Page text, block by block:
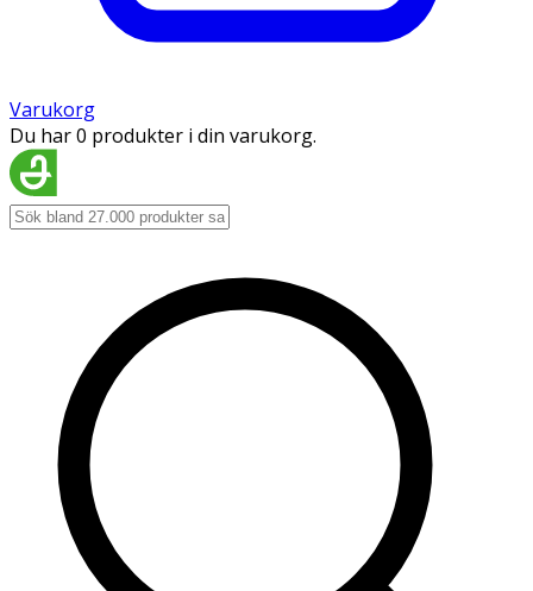
Varukorg
Du har 0 produkter i din varukorg.